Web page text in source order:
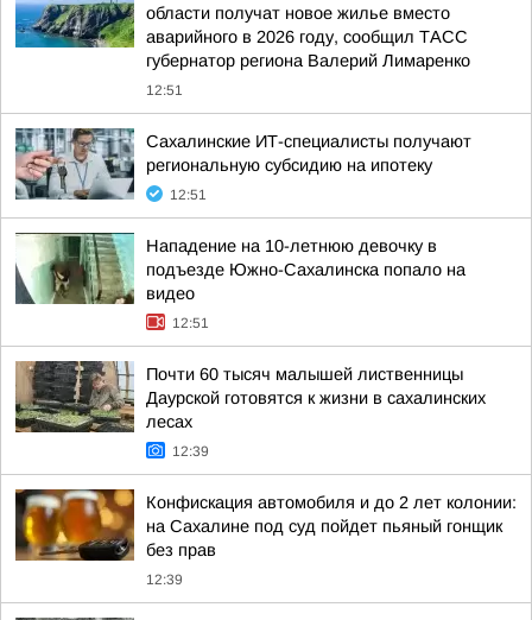
области получат новое жилье вместо
аварийного в 2026 году, сообщил ТАСС
губернатор региона Валерий Лимаренко
12:51
Сахалинские ИТ-специалисты получают
региональную субсидию на ипотеку
12:51
Нападение на 10-летнюю девочку в
подъезде Южно-Сахалинска попало на
видео
12:51
Почти 60 тысяч малышей лиственницы
Даурской готовятся к жизни в сахалинских
лесах
12:39
Конфискация автомобиля и до 2 лет колонии:
на Сахалине под суд пойдет пьяный гонщик
без прав
12:39